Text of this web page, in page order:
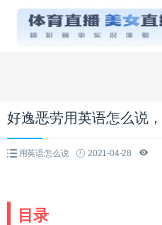
好逸恶劳用英语怎么说
用英语怎么说 2021-04-28
目录